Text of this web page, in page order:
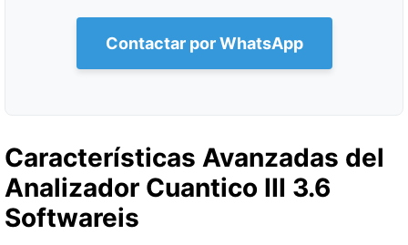
Contactar por WhatsApp
Características Avanzadas del
Analizador Cuantico III 3.6
Softwareis